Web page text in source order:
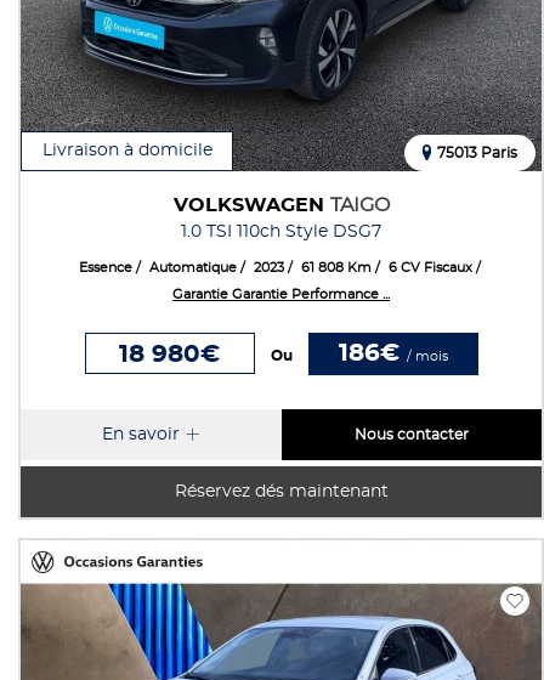
Livraison à domicile
VOLKSWAGEN TAIGO
1.0 TSI 110ch Style DSG7
75013 Paris
Essence Automatique 2023 61 808 Km
6 CV Fiscaux
Garantie Garantie Performance ...
18 980€ Ou 186€ / mois
Réservez dés maintenant
En savoir Nous contacter